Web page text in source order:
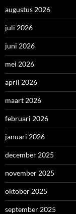
augustus 2026
juli 2026
juni 2026
mei 2026
april 2026
maart 2026
februari 2026
januari 2026
december 2025
november 2025
oktober 2025
september 2025